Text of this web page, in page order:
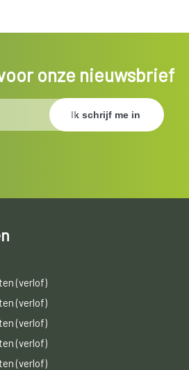
onze nieuwsbrief
(verlof)
(verlof)
(verlof)
(verlof)
(verlof)